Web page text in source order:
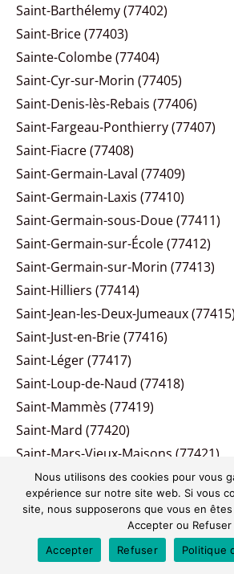
Saint-Barthélemy (77402)
Saint-Brice (77403)
Sainte-Colombe (77404)
Saint-Cyr-sur-Morin (77405)
Saint-Denis-lès-Rebais (77406)
Saint-Fargeau-Ponthierry (77407)
Saint-Fiacre (77408)
Saint-Germain-Laval (77409)
Saint-Germain-Laxis (77410)
Saint-Germain-sous-Doue (77411)
Saint-Germain-sur-École (77412)
Saint-Germain-sur-Morin (77413)
Saint-Hilliers (77414)
Saint-Jean-les-Deux-Jumeaux (77415)
Saint-Just-en-Brie (77416)
Saint-Léger (77417)
Saint-Loup-de-Naud (77418)
Saint-Mammès (77419)
Saint-Mard (77420)
Saint-Mars-Vieux-Maisons (77421)
Saint-Martin-des-Champs (77423)
Saint-Martin-du-Boschet (77424)
Saint-Martin-en-Bière (77425)
Saint-Méry (77426)
Nous utilisons des cookies pour vous
expérience sur notre site web. Si vous
site, nous supposerons que vous en
Accepter ou Refuser
Accepter
Refuser Politique